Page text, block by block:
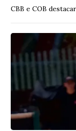
CBB e COB